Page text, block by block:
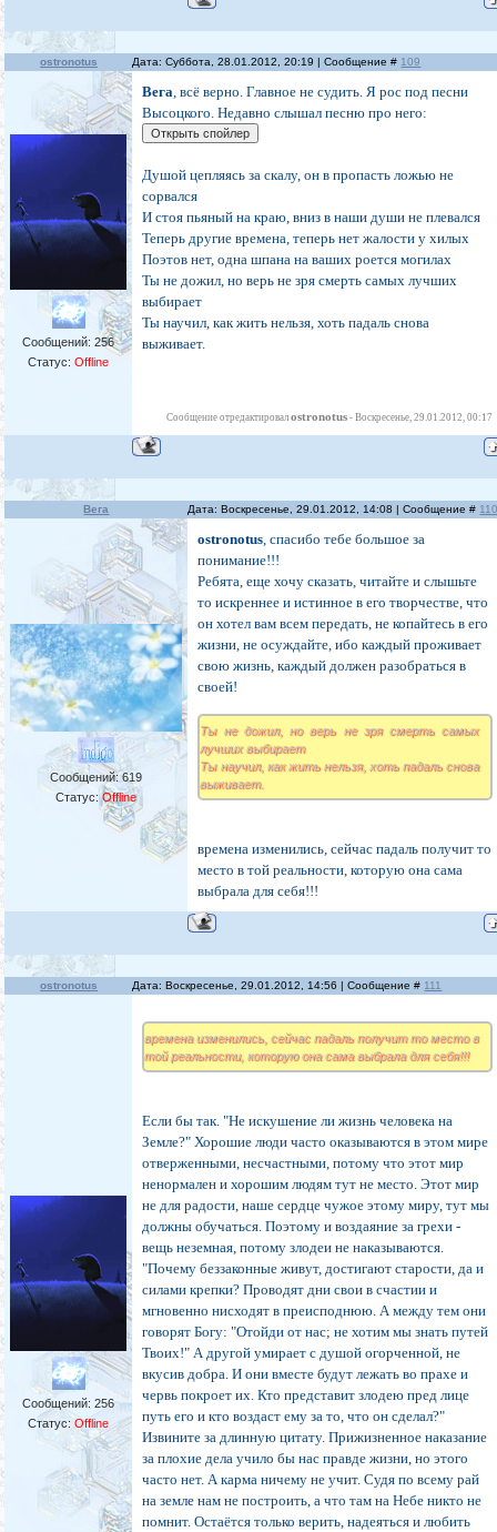
ostronotus Дата: Суббота, 28.01.2012, 20:19 | Сообщение # 109
Сообщений:256
Статус:Offline
Вега, всё верно. Главное не судить. Я рос под песни
Высоцкого. Недавно слышал песню про него:
Душой цепляясь за скалу, он в пропасть ложью не
сорвался
И стоя пьяный на краю, вниз в наши души не плевался
Теперь другие времена, теперь нет жалости у хилых
Поэтов нет, одна шпана на ваших роется могилах
Ты не дожил, но верь не зря смерть самых лучших
выбирает
Ты научил, как жить нельзя, хоть падаль снова
выживает.
Сообщение отредактировалostronotus -Воскресенье, 29.01.2012, 00:17
Вега Дата: Воскресенье, 29.01.2012, 14:08 | Сообщение #
Сообщений:619
Статус:Offline
ostronotus, спасибо тебе большое за
понимание!!!
Ребята, еще хочу сказать, читайте и слышьте
то искреннее и истинное в его творчестве, что
он хотел вам всем передать, не копайтесь в его
жизни, не осуждайте, ибо каждый проживает
свою жизнь, каждый должен разобраться в
своей!
Ты не дожил, но верь не зря смерть самых
лучших выбирает
Ты научил, как жить нельзя, хоть падаль снова
выживает.
времена изменились, сейчас падаль получит то
место в той реальности, которую она сама
выбрала для себя!!!
ostronotus Дата: Воскресенье, 29.01.2012, 14:56 | Сообщение # 111
Сообщений:256
Статус:Offline
времена изменились, сейчас падаль получит то место в
той реальности, которую она сама выбрала для себя!!!
Если бы так. "Не искушение ли жизнь человека на
Земле?" Хорошие люди часто оказываются в этом мире
отверженными, несчастными, потому что этот мир
ненормален и хорошим людям тут не место. Этот мир
не для радости, наше сердце чужое этому миру, тут мы
должны обучаться. Поэтому и воздаяние за грехи -
вещь неземная, потому злодеи не наказываются.
"Почему беззаконные живут, достигают старости, да и
силами крепки? Проводят дни свои в счастии и
мгновенно нисходят в преисподнюю. А между тем они
говорят Богу: "Отойди от нас; не хотим мы знать путей
Твоих!" А другой умирает с душой огорченной, не
вкусив добра. И они вместе будут лежать во прахе и
червь покроет их. Кто представит злодею пред лице
путь его и кто воздаст ему за то, что он сделал?"
Извините за длинную цитату. Прижизненное наказание
за плохие дела учило бы нас правде жизни, но этого
часто нет. А карма ничему не учит. Судя по всему рай
на земле нам не построить, а что там на Небе никто не
помнит. Остаётся только верить, надеяться и любить